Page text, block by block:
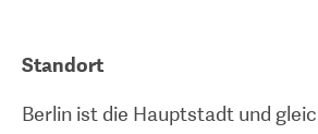
chirurgischen
Einrichtung bietet die neuesten
Standort
Berlin ist die Hauptstadt und